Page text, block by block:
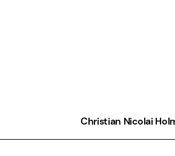
Christian Nicolai